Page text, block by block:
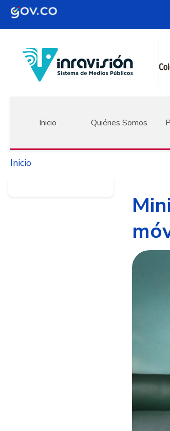
Pasar al contenido principal
Inicio Quiénes Somos
Inicio